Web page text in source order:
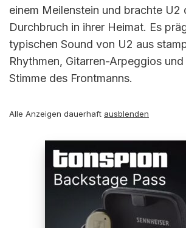
einem Meilenstein und brachte U2
Durchbruch in ihrer Heimat. Es
typischen Sound von U2 aus
Rhythmen, Gitarren-Arpeggios
Stimme des Frontmanns.
Alle Anzeigen dauerhaft ausblenden